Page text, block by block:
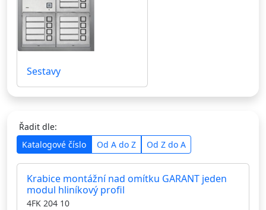
Sestavy
Řadit dle:
Katalogové číslo
Od A do Z Od Z do A
Krabice montážní nad omítku GARANT jeden
modul hliníkový profil
4FK 204 10